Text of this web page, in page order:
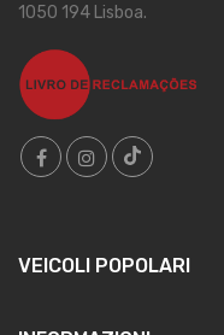
1050 194 Lisboa.
VEICOLI POPOLARI